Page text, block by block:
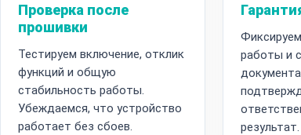
Проверка после
прошивки
Тестируем включение, отклик
функций и общую
стабильность работы.
Убеждаемся, что устройство
работает без сбоев.
работы и
результат.